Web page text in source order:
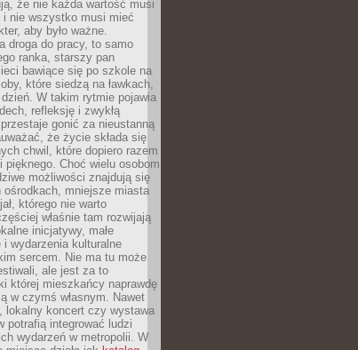
że nie każda wartość musi
i nie wszystko musi mieć
aby było ważne.
droga do pracy, to samo
ranka, starszy pan
bawiące się po szkole na
które siedzą na ławkach,
W takim rytmie pojawia
refleksję i zwykłą
gonić za nieustanną
że życie składa się
chwil, które dopiero razem
pięknego. Choć wielu osobom
możliwości znajdują się
ośrodkach, mniejsze miasta
którego nie warto
właśnie tam rozwijają
inicjatywy, małe
i wydarzenia kulturalne
sercem. Nie ma tu może
ale jest za to
której mieszkańcy naprawdę
w czymś własnym. Nawet
lokalny koncert czy wystawa
potrafią integrować ludzi
wydarzeń w metropolii. W